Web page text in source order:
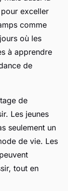
exceller
comme
où les
à apprendre
de
de
Les jeunes
seulement un
de vie. Les
tout en